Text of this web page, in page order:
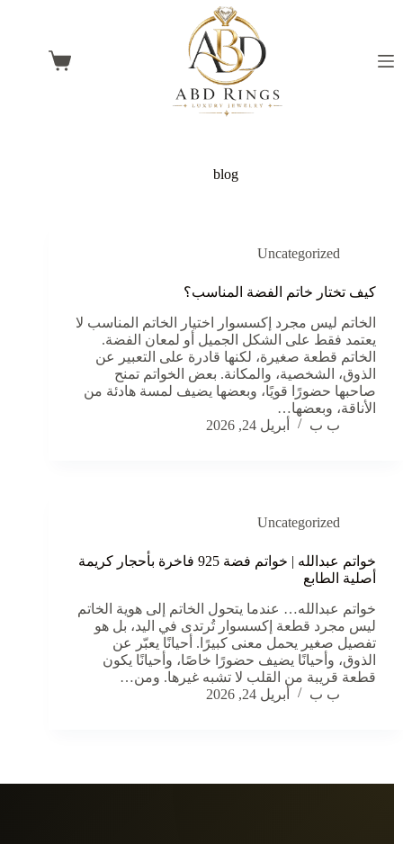
blog
Uncategorized
كيف تختار خاتم الفضة المناسب؟
الخاتم ليس مجرد إكسسوار اختيار الخاتم المناسب لا
يعتمد فقط على الشكل الجميل أو لمعان الفضة.
الخاتم قطعة صغيرة، لكنها قادرة على التعبير عن
الذوق، الشخصية، والمكانة. بعض الخواتم تمنح
صاحبها حضورًا قويًا، وبعضها يضيف لمسة هادئة من
الأناقة، وبعضها…
ب ب
أبريل 24, 2026
Uncategorized
خواتم عبدالله | خواتم فضة 925 فاخرة بأحجار كريمة
أصلية الطابع
خواتم عبدالله… عندما يتحول الخاتم إلى هوية الخاتم
ليس مجرد قطعة إكسسوار تُرتدى في اليد، بل هو
تفصيل صغير يحمل معنى كبيرًا. أحيانًا يعبّر عن
الذوق، وأحيانًا يضيف حضورًا خاصًا، وأحيانًا يكون
قطعة قريبة من القلب لا تشبه غيرها. ومن…
ب ب
أبريل 24, 2026